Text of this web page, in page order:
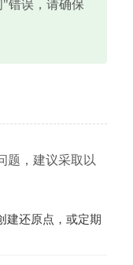
错误，请确保
题，建议采取以
建还原点，或定期